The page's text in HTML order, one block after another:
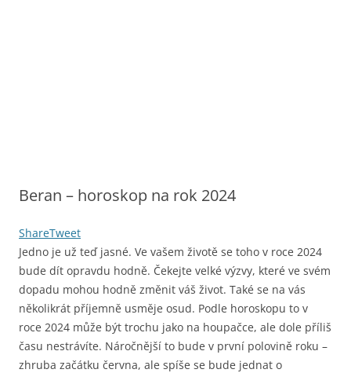
Beran – horoskop na rok 2024
ShareTweet
Jedno je už teď jasné. Ve vašem životě se toho v roce 2024
bude dít opravdu hodně. Čekejte velké výzvy, které ve svém
dopadu mohou hodně změnit váš život. Také se na vás
několikrát příjemně usměje osud. Podle horoskopu to v
roce 2024 může být trochu jako na houpačce, ale dole příliš
času nestrávíte. Náročnější to bude v první polovině roku –
zhruba začátku června, ale spíše se bude jednat o